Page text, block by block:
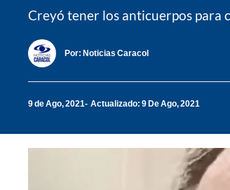
Creyó tener los anticuerpos para
Por: Noticias Caracol
9 de Ago, 2021 Actualizado: 9 De Ago, 2021